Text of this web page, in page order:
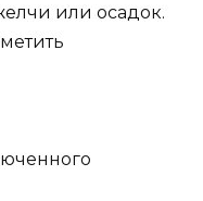
или осадок.